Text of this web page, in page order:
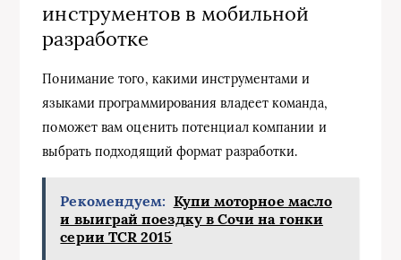
инструментов в мобильной
разработке
Понимание того, какими инструментами и
языками программирования владеет команда,
поможет вам оценить потенциал компании и
выбрать подходящий формат разработки.
Рекомендуем: Купи моторное масло
и выиграй поездку в Сочи на гонки
серии TCR 2015